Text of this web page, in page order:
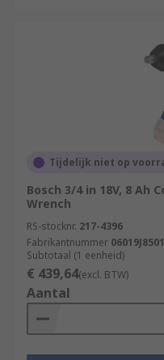
Tijdelijk niet op
Bosch 3/4 in 18V, 8 Ah
Wrench
RS-stocknr. 217-4396
Fabrikantnummer 06019J8501
Subtotaal (1 eenheid)
€ 439,64(excl. BTW)
Aantal